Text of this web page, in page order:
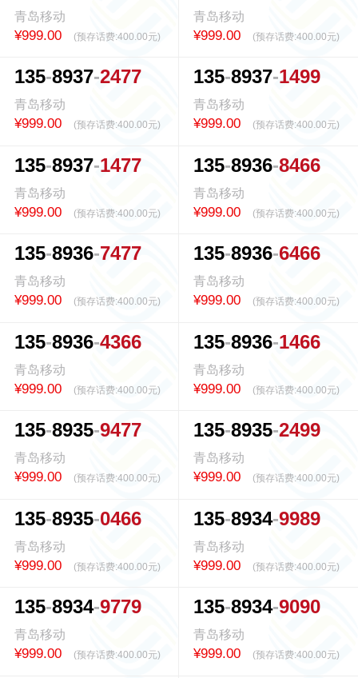
青岛移动
¥999.00 (预存话费:400.00元)
青岛移动
¥999.00 (预存话费:400.00元)
135 8937 2477
青岛移动
¥999.00 (预存话费:400.00元)
135 8937 1499
青岛移动
¥999.00 (预存话费:400.00元)
135 8937 1477
青岛移动
¥999.00 (预存话费:400.00元)
135 8936 8466
青岛移动
¥999.00 (预存话费:400.00元)
135 8936 7477
青岛移动
¥999.00 (预存话费:400.00元)
135 8936 6466
青岛移动
¥999.00 (预存话费:400.00元)
135 8936 4366
青岛移动
¥999.00 (预存话费:400.00元)
135 8936 1466
青岛移动
¥999.00 (预存话费:400.00元)
135 8935 9477
青岛移动
¥999.00 (预存话费:400.00元)
135 8935 2499
青岛移动
¥999.00 (预存话费:400.00元)
135 8935 0466
青岛移动
¥999.00 (预存话费:400.00元)
135 8934 9989
青岛移动
¥999.00 (预存话费:400.00元)
135 8934 9779
青岛移动
¥999.00 (预存话费:400.00元)
135 8934 9090
青岛移动
¥999.00 (预存话费:400.00元)